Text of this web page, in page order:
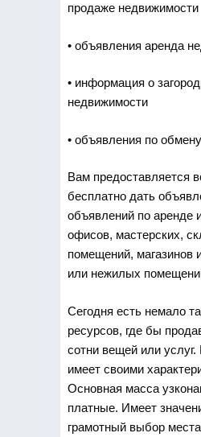
продаже недвижимости
• объявления аренда
• информация о
недвижимости
• объявления по обмену
Вам предоставляется
бесплатно дать
объявлений по аренде
офисов, мастерских,
помещений, магазинов
или нежилых
Сегодня есть немало
ресурсов, где бы
сотни вещей или
имеет своими
Основная масса
платные. Имеет
грамотный выбор